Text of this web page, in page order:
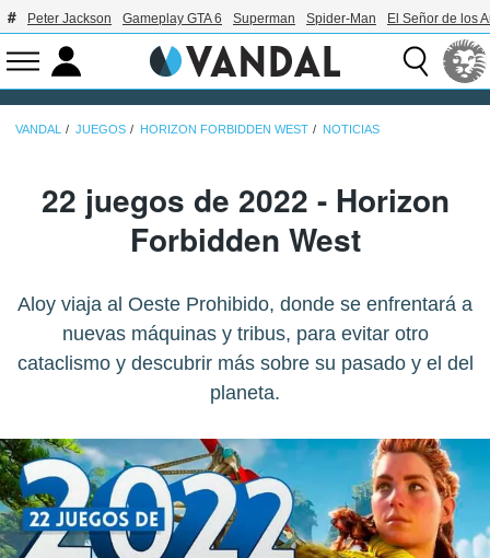
Peter Jackson Gameplay GTA 6 Superman Spider-Man El Señor de los
VANDAL JUEGOS HORIZON FORBIDDEN WEST NOTICIAS
22 juegos de 2022 - Horizon
Forbidden West
Aloy viaja al Oeste Prohibido, donde se enfrentará a
nuevas máquinas y tribus, para evitar otro
cataclismo y descubrir más sobre su pasado y el del
planeta.